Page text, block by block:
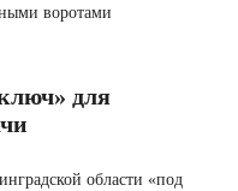
для
области «под